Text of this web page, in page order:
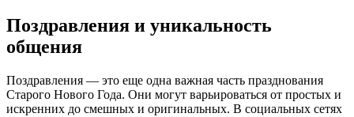
Поздравления и уникальность
общения
Поздравления — это еще одна важная часть празднования
Старого Нового Года. Они могут варьироваться от простых и
искренних до смешных и оригинальных. В социальных сетях